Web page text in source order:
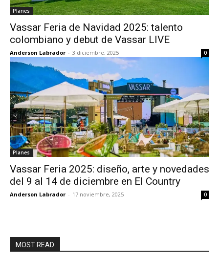
Planes
Vassar Feria de Navidad 2025: talento
colombiano y debut de Vassar LIVE
Anderson Labrador - 3 diciembre, 2025 0
Planes
Vassar Feria 2025: diseño, arte y novedades
del 9 al 14 de diciembre en El Country
Anderson Labrador - 17 noviembre, 2025 0
MOST READ